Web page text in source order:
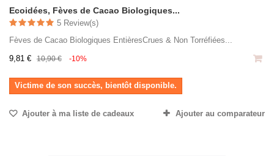
Ecoidées, Fèves de Cacao Biologiques...
5 Review(s)
Fèves de Cacao Biologiques EntièresCrues & Non Torréfiées...
9,81 €
10,90 € -10%
Victime de son succès, bientôt disponible.
Ajouter à ma liste de cadeaux Ajouter au comparateur